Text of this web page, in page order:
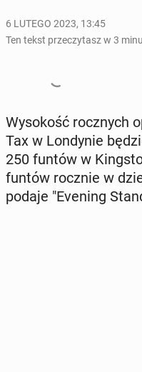
6 LUTEGO 2023, 13:45
Ten tekst przeczytasz w 3
Wy­so­kość rocz­nych
Tax w Lon­dy­nie
250 funtów w
funtów rocznie w
podaje "Evening